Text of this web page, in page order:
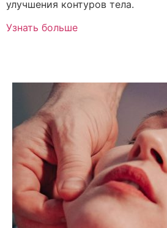
улучшения контуров тела.
Узнать больше